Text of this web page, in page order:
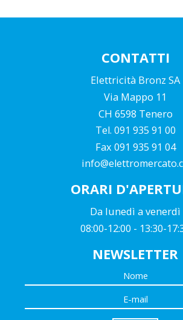
CONTATTI
Elettricità Bronz SA
Via Mappo 11
CH 6598 Tenero
Tel. 091 935 91 00
Fax 091 935 91 04
ORARI
Da lunedì a venerdì
08:00-12:00 - 13:30-
NEWSLETTER